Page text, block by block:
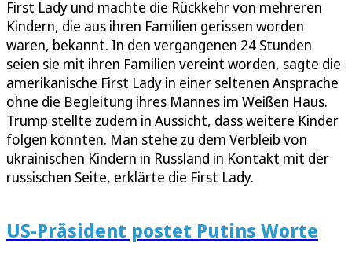
First Lady und machte die Rückkehr von mehreren
Kindern, die aus ihren Familien gerissen worden
waren, bekannt. In den vergangenen 24 Stunden
seien sie mit ihren Familien vereint worden, sagte die
amerikanische First Lady in einer seltenen Ansprache
ohne die Begleitung ihres Mannes im Weißen Haus.
Trump stellte zudem in Aussicht, dass weitere Kinder
folgen könnten. Man stehe zu dem Verbleib von
ukrainischen Kindern in Russland in Kontakt mit der
russischen Seite, erklärte die First Lady.
US-Präsident postet Putins Worte